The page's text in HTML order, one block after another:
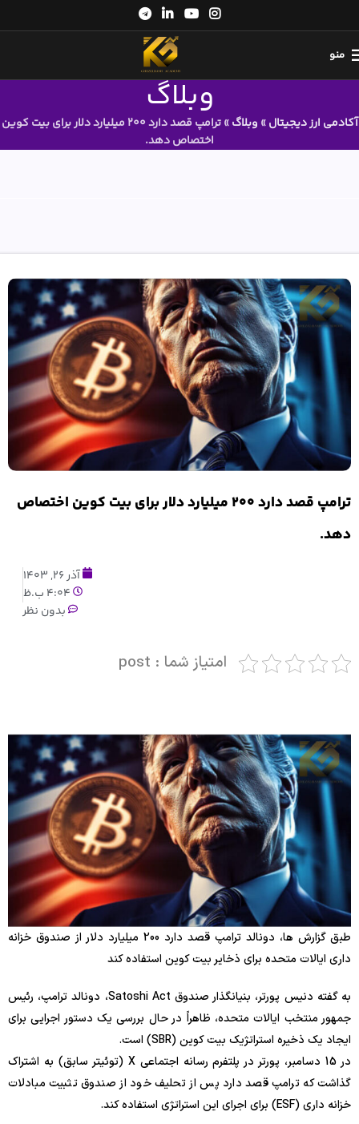
منو
وبلاگ
آکادمی ارز دیجیتال» وبلاگ»
ترامپ قصد دارد ۲۰۰ میلیارد دلار برای بیت کوین
اختصاص دهد.
ترامپ قصد دارد ۲۰۰ میلیارد دلار برای بیت کوین اختصاص
دهد.
آذر 26, 1403
4:04 ب.ظ
بدون نظر
امتیاز شما : post
طبق گزارش ها، دونالد ترامپ قصد دارد 200 میلیارد دلار از صندوق خزانه
داری ایالات متحده برای ذخایر بیت کوین استفاده کند
به گفته دنیس پورتر، بنیانگذار صندوق Satoshi Act، دونالد ترامپ، رئیس
جمهور منتخب ایالات متحده، ظاهراً در حال بررسی یک دستور اجرایی برای
ایجاد یک ذخیره استراتژیک بیت کوین (SBR) است.
در 15 دسامبر، پورتر در پلتفرم رسانه اجتماعی X (توئیتر سابق) به اشتراک
گذاشت که ترامپ قصد دارد پس از تحلیف خود از صندوق تثبیت مبادلات
خزانه داری (ESF) برای اجرای این استراتژی استفاده کند.